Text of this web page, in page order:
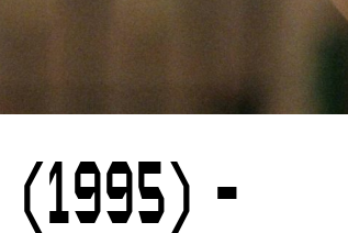
(1995) -